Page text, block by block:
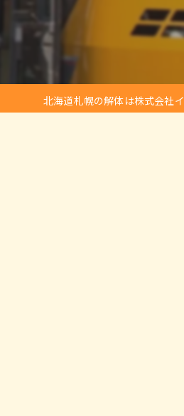
北海道札幌の解体は株式会社